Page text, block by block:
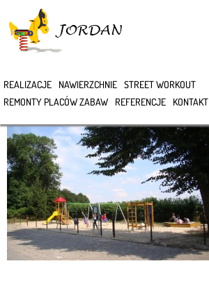
REALIZACJE NAWIERZCHNIE STREET WORKOUT
REMONTY PLACÓW ZABAW
REFERENCJE KONTAKT
DSC07306